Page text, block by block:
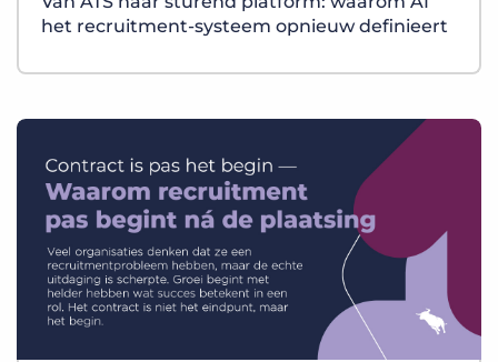
het recruitment-systeem opnieuw definieert